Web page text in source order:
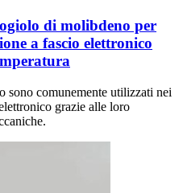
di molibdeno per
a fascio elettronico
sono comunemente utilizzati nei
grazie alle loro